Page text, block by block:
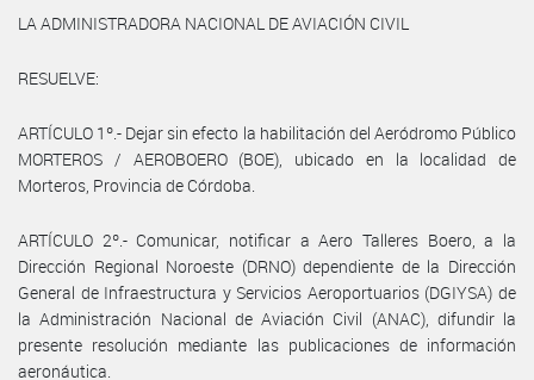
LA ADMINISTRADORA NACIONAL DE AVIACIÓN CIVIL
RESUELVE:
ARTÍCULO 1º.- Dejar sin efecto la habilitación del Aeródromo Público
MORTEROS / AEROBOERO (BOE), ubicado en la localidad de
Morteros, Provincia de Córdoba.
ARTÍCULO 2º.- Comunicar, notificar a Aero Talleres Boero, a la
Dirección Regional Noroeste (DRNO) dependiente de la Dirección
General de Infraestructura y Servicios Aeroportuarios (DGIYSA) de
la Administración Nacional de Aviación Civil (ANAC), difundir la
presente resolución mediante las publicaciones de información
aeronáutica.